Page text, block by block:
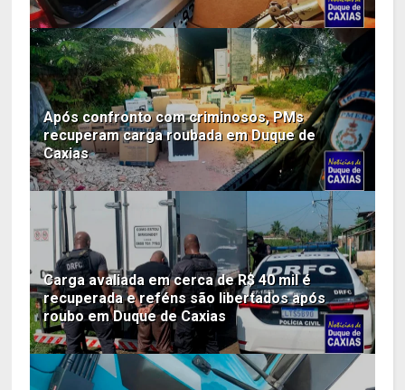
Após confronto com criminosos, PMs
recuperam carga roubada em Duque de
Caxias
Carga avaliada em cerca de R$ 40 mil é
recuperada e reféns são libertados após
roubo em Duque de Caxias